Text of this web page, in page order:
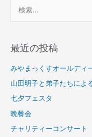
象
:
最近の投稿
みやまっくすオールディ
山田明子と弟子たちに
七夕フェスタ
晩餐会
チャリティーコンサート